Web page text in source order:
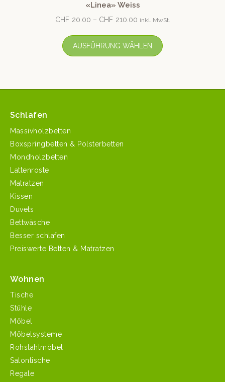
«Linea» Weiss
CHF 20.00 – CHF 210.00 inkl. MwSt.
AUSFÜHRUNG WÄHLEN
Schlafen
Massivholzbetten
Boxspringbetten & Polsterbetten
Mondholzbetten
Lattenroste
Matratzen
Kissen
Duvets
Bettwäsche
Besser schlafen
Preiswerte Betten & Matratzen
Wohnen
Tische
Stühle
Möbel
Möbelsysteme
Rohstahlmöbel
Salontische
Regale